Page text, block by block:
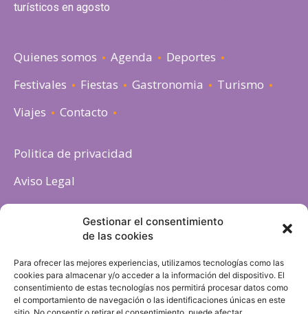
Gestionar el consentimiento
de las cookies
Para ofrecer las mejores experiencias, utilizamos tecnologías como las
cookies para almacenar y/o acceder a la información del dispositivo. El
consentimiento de estas tecnologías nos permitirá procesar datos como
el comportamiento de navegación o las identificaciones únicas en este
turísticos en agosto
Quienes somos Agenda
Deportes
Festivales
Fiestas Gastronomia
Turismo
Viajes
Contacto
Politica de privacidad
Aviso Legal
Política de cookies